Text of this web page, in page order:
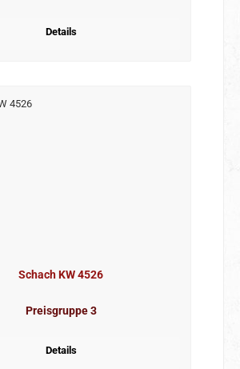
Details
Schach KW 4526
Preisgruppe 3
Details